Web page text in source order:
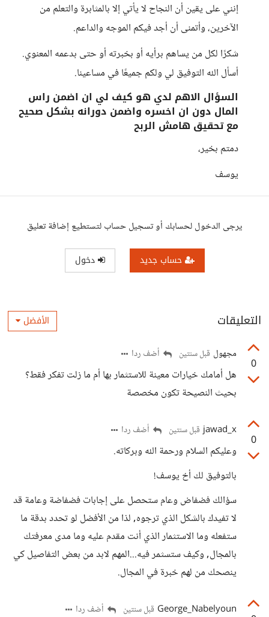
إنني على يقين أن النجاح لا يأتي إلا بالمثابرة والتعلم من
الآخرين، وأتمنى أن أجد فيكم الموجه والداعم.
شكرًا لكل من يساهم برأيه أو بخبرته أو حتى بدعمه المعنوي.
أسأل الله التوفيق لي ولكم جميعًا في مساعينا.
السؤال الاهم لدي هو كيف لي ان اضمن راس
المال دون ان اخسره واضمن دورانه بشكل صحيح
مع تحقيق هامش الربح
دمتم بخير،
يوسف
يرجى الدخول لحسابك أو تسجيل حساب لتستطيع إضافة تعليق
حساب جديد دخول
التعليقات الأفضل
0
مجهول قبل سنتين أضف ردا
هل أمامك خيارات معينة للاستثمار بها أم ما زلت تفكر فقط؟
بحيث النصيحة تكون مخصصة
0
jawad_x قبل سنتين أضف ردا
وعليكم السلام ورحمة الله وبركاته.
بالتوفيق لك أخ يوسف!
سؤالك فضفاض وعام ستحصل على إجابات فضفاضة وعامة قد
لا تفيدك بالشكل الذي ترجوه, لذا من الأفضل لو تحدد بدقة ما
ستفعله وما الاستثمار الذي أنت مقدم عليه وما مدى معرفتك
بالمجال, وكيف ستسثمر فيه...المهم لابد من بعض التفاصيل كي
ينصحك من لهم خبرة في المجال.
George_Nabelyoun قبل سنتين أضف ردا